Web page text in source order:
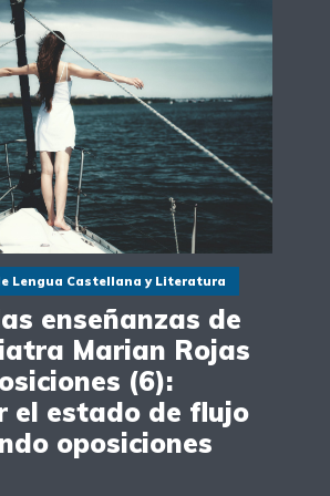
Lengua Castellana y Literatura
enseñanzas de
Marian Rojas
(6):
el estado de flujo
oposiciones